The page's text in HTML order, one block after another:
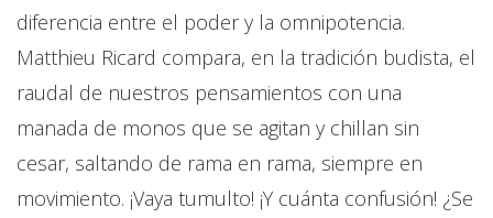
diferencia entre el poder y la omnipotencia.
Matthieu Ricard compara, en la tradición budista, el
raudal de nuestros pensamientos con una
manada de monos que se agitan y chillan sin
cesar, saltando de rama en rama, siempre en
movimiento. ¡Vaya tumulto! ¡Y cuánta confusión! ¿Se